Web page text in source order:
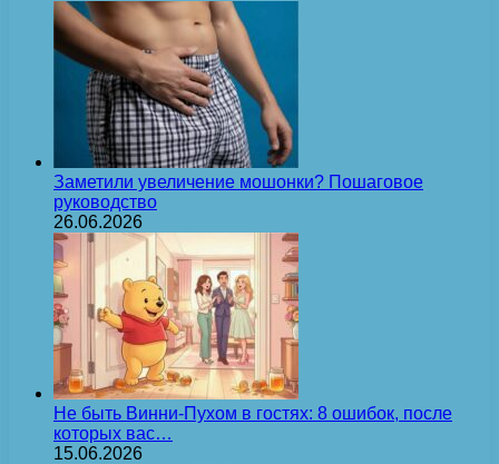
Заметили увеличение мошонки? Пошаговое
руководство
26.06.2026
Не быть Винни-Пухом в гостях: 8 ошибок, после
которых вас…
15.06.2026